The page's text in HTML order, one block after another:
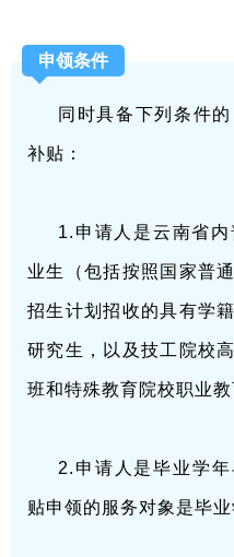
申领条件
同时具备下列条件
补贴：
1.申请人是云南省
业生（包括按照国家普
招生计划招收的具有学
研究生，以及技工院校
班和特殊教育院校职业教
2.申请人是毕业学
贴申领的服务对象是毕